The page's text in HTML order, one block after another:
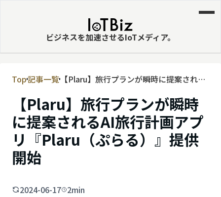
ビジネスを加速させるIoTメディア。
MVNE
エッジ
LPWA
DaaS
IaaS
Top記事一覧【Plaru】旅行プランが瞬時に提案される
供開始
【Plaru】旅行プランが瞬時
に提案されるAI旅行計画アプ
リ『Plaru（ぷらる）』提供
開始
2024-06-17 2min